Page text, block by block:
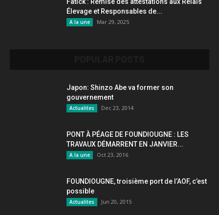
Fatick : Remise des attestations aux Relais
Élevage et Responsables de...
A la une Mar 29, 2025
Japon: Shinzo Abe va former son
gouvernement
Actualites Dec 23, 2014
PONT À PÉAGE DE FOUNDIOUGNE : LES
TRAVAUX DÉMARRENT EN JANVIER...
A la une Oct 23, 2016
FOUNDIOUGNE, troisième port de l’AOF, c’est
possible
Actualites Jun 20, 2015